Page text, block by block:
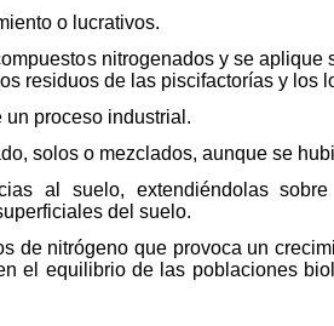
o lucrativos.
nitrogenados y se aplique
residuos de las piscifactorías y los
proceso industrial.
solos o mezclados, aunque se
al suelo, extendiéndolas sobre
del suelo.
de nitrógeno que provoca un
el equilibrio de las poblaciones